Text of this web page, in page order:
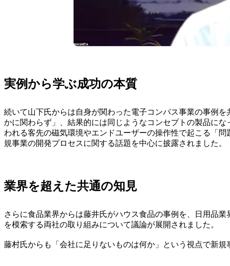
実例から学ぶ成功の本質
続いて山下氏からは自身が関わった電子コンパス事業の事例
かに関わらず」、結果的には同じようなコンセプトの製品に
われる客先の磁気環境やエンドユーザーの操作性で起こる「
規事業の開発プロセスに関する話題を中心に披露されました。
業界を超えた共通の知見
さらに食品業界からは藤井氏がハウス食品の事例を、日用品
を模索する両社の取り組みについて議論が展開されました。
藤村氏からも「会社に足りないものは何か」という視点で新